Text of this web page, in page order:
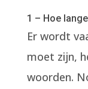
1 – Hoe
Er wordt
moet zijn,
woorden.